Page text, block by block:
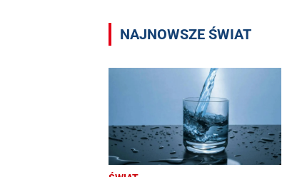
NAJNOWSZE ŚWIAT